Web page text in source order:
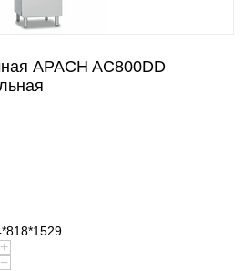
APACH AC800DD
+
−